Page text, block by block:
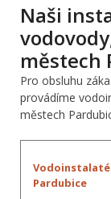
Naši
městech
Pro obsluhu
provádíme
městech
Pardubice